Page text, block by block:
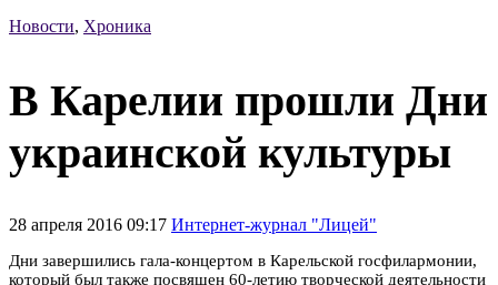
Новости, Хроника
В Карелии прошли Дни
украинской культуры
28 апреля 2016 09:17 Интернет-журнал "Лицей"
Дни завершились гала-концертом в Карельской госфилармонии,
который был также посвящен 60-летию творческой деятельности